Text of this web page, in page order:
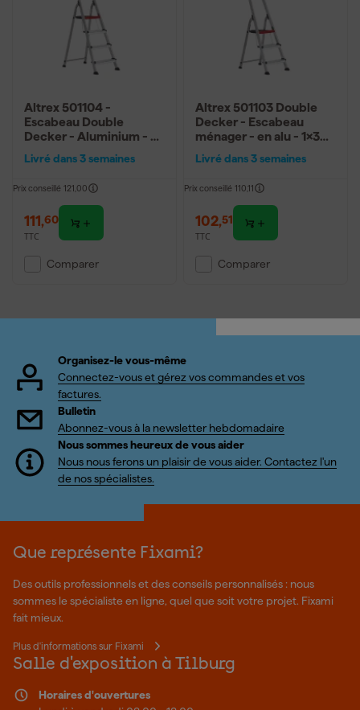
Altrex 501104 -
Escabeau Double
Decker - Aluminium - 4
Livré dans 3 semaines
Prix conseillé 121,00
111,60
TTC
Comparer
Altrex 501103 Double
Decker - Escabeau
ménager - en alu - 1x3
Livré dans 3 semaines
Prix conseillé 110,11
102,51
TTC
Comparer
Organisez-le vous-même
Connectez-vous et gérez vos commandes et vos
factures.
Bulletin
Abonnez-vous à la newsletter hebdomadaire
Nous sommes heureux de vous aider
Nous nous ferons un plaisir de vous aider. Contactez l'un
de nos spécialistes.
Que représente Fixami?
Des outils professionnels et des conseils personnalisés : nous
sommes le spécialiste en ligne, quel que soit votre projet. Fixami
fait mieux.
Plus d'informations sur Fixami
Salle d'exposition à Tilburg
Horaires d'ouvertures